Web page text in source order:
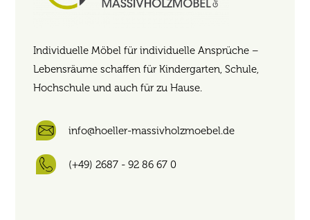
Individuelle Möbel für individuelle Ansprüche –
Lebensräume schaffen für Kindergarten, Schule,
Hochschule und auch für zu Hause.
info@hoeller-massivholzmoebel.de
(+49) 2687 - 92 86 67 0